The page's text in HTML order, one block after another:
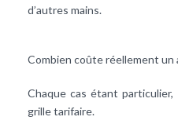
d’autres mains.
Combien coûte réellement un
Chaque cas étant
grille tarifaire.